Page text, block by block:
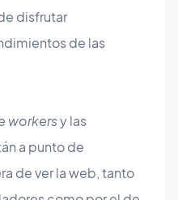
disfrutar
de las
workersy las
a punto de
de ver la web, tanto